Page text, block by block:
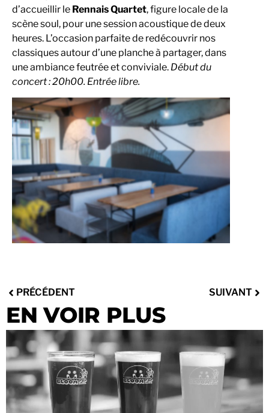
d’accueillir le Rennais Quartet, figure locale de la
scène soul, pour une session acoustique de deux
heures. L’occasion parfaite de redécouvrir nos
classiques autour d’une planche à partager, dans
une ambiance feutrée et conviviale. Début du
concert : 20h00. Entrée libre.
PRÉCÉDENT SUIVANT
EN VOIR PLUS